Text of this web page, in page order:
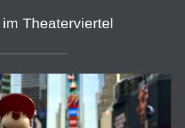
Theaterviertel